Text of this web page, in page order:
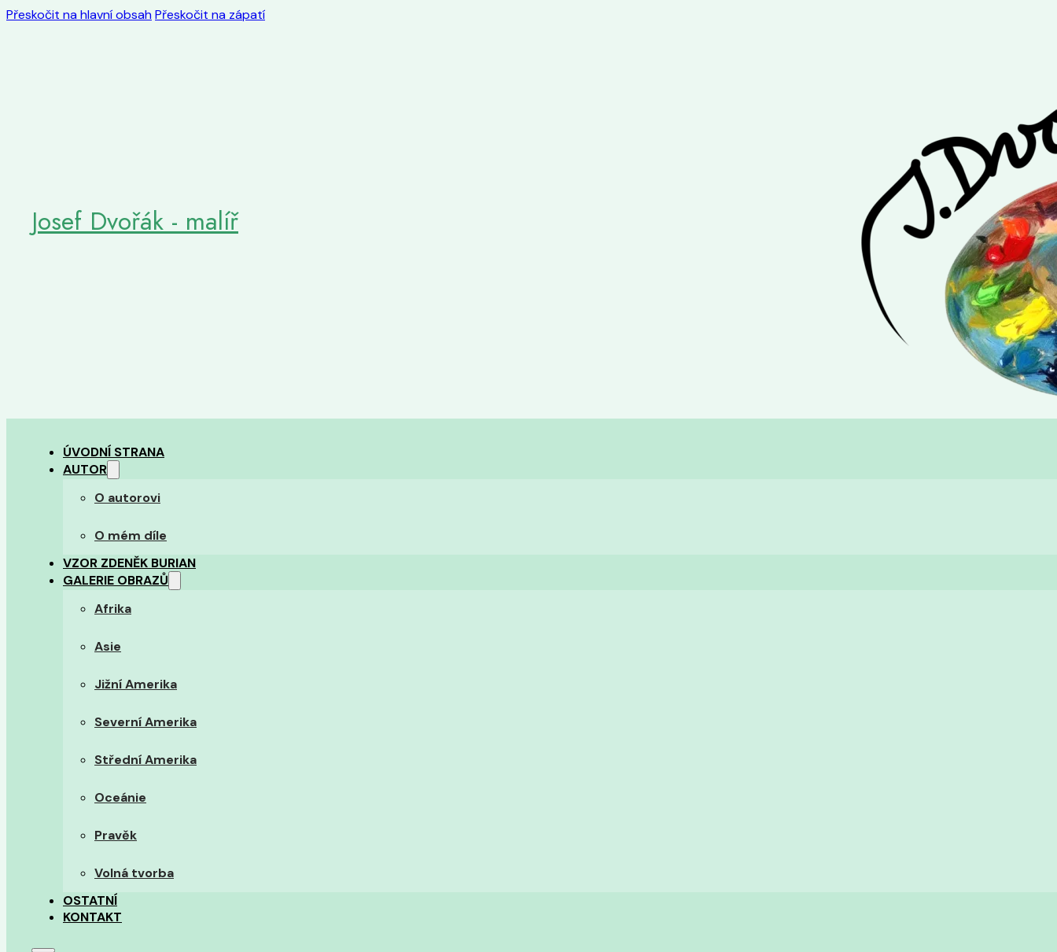
Přeskočit na hlavní obsahPřeskočit na zápatí
Josef Dvořák - malíř
ÚVODNÍ STRANA
AUTOR
O autorovi
O mém díle
VZOR ZDENĚK BURIAN
GALERIE OBRAZŮ
Afrika
Asie
Jižní Amerika
Severní Amerika
Střední Amerika
Oceánie
Pravěk
Volná tvorba
OSTATNÍ
KONTAKT